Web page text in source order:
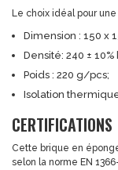
Le choix idéal pour
Dimension : 150 x
Densité: 240 ±
Poids : 220 g/pcs;
Isolation
CERTIFICATIONS
Cette brique en
selon la norme EN